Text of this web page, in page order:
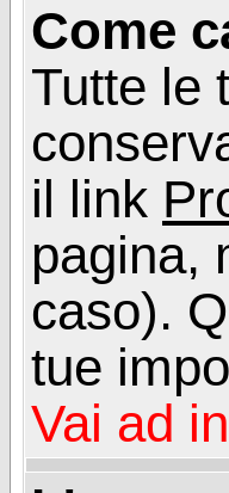
Come
Tutte le
il link
pagina,
caso).
tue
Vai ad